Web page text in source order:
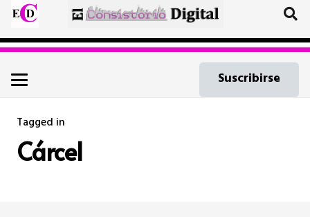
Suscribirse
Tagged in
Cárcel
LA HORTA
Los trabajadores de la cárcel de
Picassent se quedan sin vacunar al